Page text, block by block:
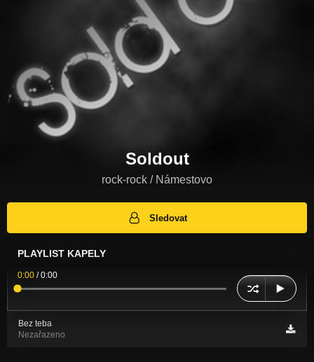
Soldout
rock-rock / Námestovo
Sledovat
PLAYLIST KAPELY
0:00 /0:00
Bez teba
Nezařazeno